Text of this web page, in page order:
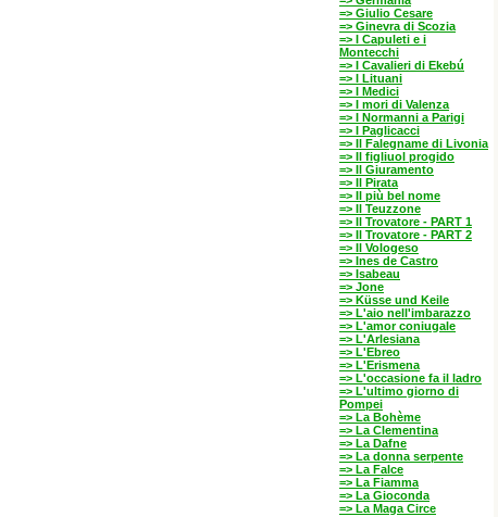
=> Giulio Cesare
=> Ginevra di Scozia
=> I Capuleti e i
Montecchi
=> I Cavalieri di Ekebú
=> I Lituani
=> I Medici
=> I mori di Valenza
=> I Normanni a Parigi
=> I Paglicacci
=> Il Falegname di Livonia
=> Il figliuol progido
=> Il Giuramento
=> Il Pirata
=> Il più bel nome
=> Il Teuzzone
=> Il Trovatore - PART 1
=> Il Trovatore - PART 2
=> Il Vologeso
=> Ines de Castro
=> Isabeau
=> Jone
=> Küsse und Keile
=> L'aio nell'imbarazzo
=> L'amor coniugale
=> L'Arlesiana
=> L'Ebreo
=> L'Erismena
=> L'occasione fa il ladro
=> L'ultimo giorno di
Pompei
=> La Bohème
=> La Clementina
=> La Dafne
=> La donna serpente
=> La Falce
=> La Fiamma
=> La Gioconda
=> La Maga Circe